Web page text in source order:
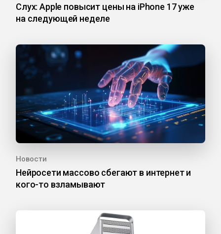
Слух: Apple повысит цены на iPhone 17 уже
на следующей неделе
Новости
Нейросети массово сбегают в интернет и
кого-то взламывают